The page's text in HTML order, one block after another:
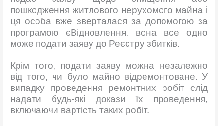
пошкодження житлового нерухомого майна і
ця особа вже зверталася за допомогою за
програмою єВідновлення, вона все одно
може подати заяву до Реєстру збитків.
Крім того, подати заяву можна незалежно
від того, чи було майно відремонтоване. У
випадку проведення ремонтних робіт слід
надати будь-які докази їх проведення,
включаючи вартість таких робіт.